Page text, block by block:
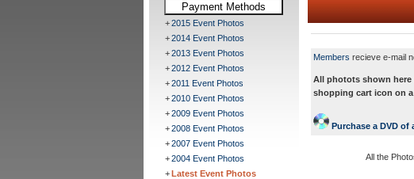
Payment Methods
+ 2015 Event Photos
+ 2014 Event Photos
+ 2013 Event Photos
+ 2012 Event Photos
+ 2011 Event Photos
+ 2010 Event Photos
+ 2009 Event Photos
+ 2008 Event Photos
+ 2007 Event Photos
+ 2004 Event Photos
+ Latest Event Photos
Members recieve e-mail
All photots shown here
shopping cart icon on
Purchase a DVD of
All the